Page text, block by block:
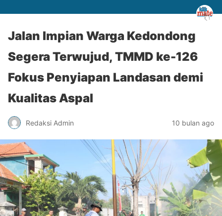
Jalan Impian Warga Kedondong
Segera Terwujud, TMMD ke-126
Fokus Penyiapan Landasan demi
Kualitas Aspal
Redaksi Admin 10 bulan ago